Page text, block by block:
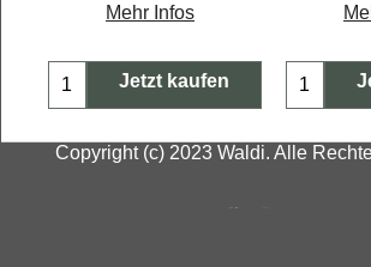
Mehr Infos
Jetzt kaufen
Copyright (c) 2023 Waldi. Alle